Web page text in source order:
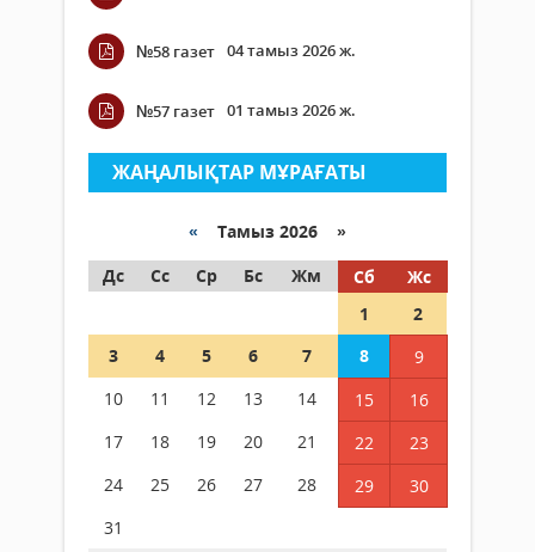
№58 газет 04 тамыз 2026 ж.
№57 газет 01 тамыз 2026 ж.
ЖАҢАЛЫҚТАР МҰРАҒАТЫ
« Тамыз 2026 »
Дс
Сс Ср Бс Жм Сб
Жс
1
2
3
4 5 6 7 8
9
10
11 12 13 14 15
16
17
18 19 20 21 22
23
24
25 26 27 28 29
30
31